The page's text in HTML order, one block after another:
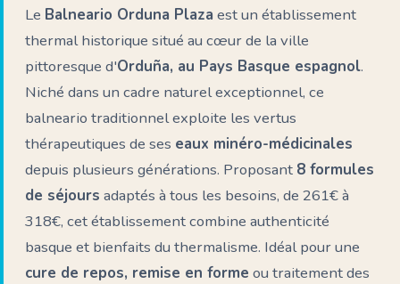
Le Balneario Orduna Plaza est un établissement
thermal historique situé au cœur de la ville
pittoresque d'Orduña, au Pays Basque espagnol.
Niché dans un cadre naturel exceptionnel, ce
balneario traditionnel exploite les vertus
thérapeutiques de ses eaux minéro-médicinales
depuis plusieurs générations. Proposant 8 formules
de séjours adaptés à tous les besoins, de 261€ à
318€, cet établissement combine authenticité
basque et bienfaits du thermalisme. Idéal pour une
cure de repos, remise en forme ou traitement des